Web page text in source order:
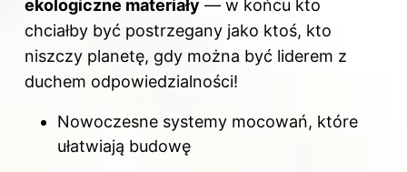
ekologiczne materiały — w końcu kto
chciałby być postrzegany jako ktoś, kto
niszczy planetę, gdy można być liderem z
duchem odpowiedzialności!
Nowoczesne systemy mocowań, które
ułatwiają budowę